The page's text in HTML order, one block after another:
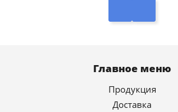
Главное меню
Продукция
Доставка